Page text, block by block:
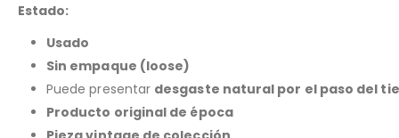
Estado:
Usado
Sin empaque (loose)
Puede presentar desgaste natural por el paso del
Producto original de época